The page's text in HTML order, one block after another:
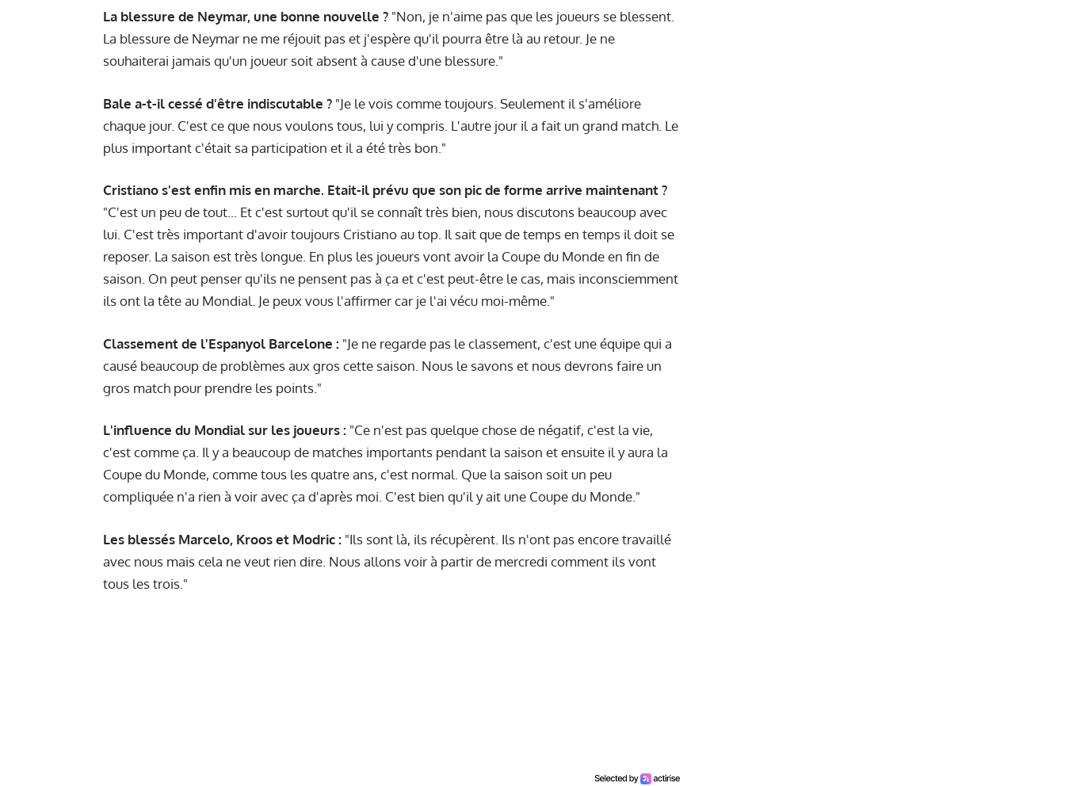
La blessure de Neymar, une bonne nouvelle ? "Non, je n'aime pas que les joueurs se blessent.
La blessure de Neymar ne me réjouit pas et j'espère qu'il pourra être là au retour. Je ne
souhaiterai jamais qu'un joueur soit absent à cause d'une blessure."
Bale a-t-il cessé d'être indiscutable ? "Je le vois comme toujours. Seulement il s'améliore
chaque jour. C'est ce que nous voulons tous, lui y compris. L'autre jour il a fait un grand match. Le
plus important c'était sa participation et il a été très bon."
Cristiano s'est enfin mis en marche. Etait-il prévu que son pic de forme arrive maintenant ?
"C'est un peu de tout... Et c'est surtout qu'il se connaît très bien, nous discutons beaucoup avec
lui. C'est très important d'avoir toujours Cristiano au top. Il sait que de temps en temps il doit se
reposer. La saison est très longue. En plus les joueurs vont avoir la Coupe du Monde en fin de
saison. On peut penser qu'ils ne pensent pas à ça et c'est peut-être le cas, mais inconsciemment
ils ont la tête au Mondial. Je peux vous l'affirmer car je l'ai vécu moi-même."
Classement de l'Espanyol Barcelone : "Je ne regarde pas le classement, c'est une équipe qui a
causé beaucoup de problèmes aux gros cette saison. Nous le savons et nous devrons faire un
gros match pour prendre les points."
L'influence du Mondial sur les joueurs : "Ce n'est pas quelque chose de négatif, c'est la vie,
c'est comme ça. Il y a beaucoup de matches importants pendant la saison et ensuite il y aura la
Coupe du Monde, comme tous les quatre ans, c'est normal. Que la saison soit un peu
compliquée n'a rien à voir avec ça d'après moi. C'est bien qu'il y ait une Coupe du Monde."
Les blessés Marcelo, Kroos et Modric : "Ils sont là, ils récupèrent. Ils n'ont pas encore travaillé
avec nous mais cela ne veut rien dire. Nous allons voir à partir de mercredi comment ils vont
tous les trois."